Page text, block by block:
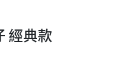
經典款